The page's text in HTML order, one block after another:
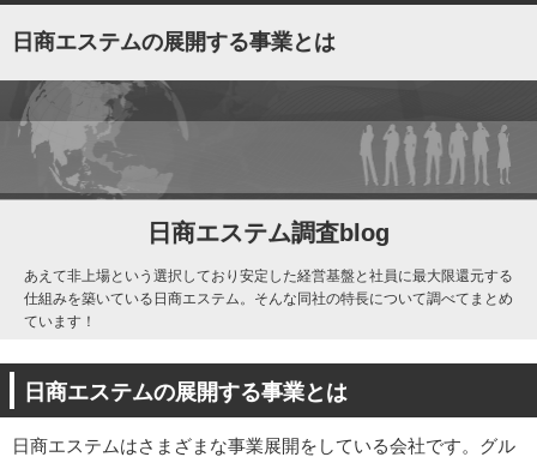
日商エステムの展開する事業とは
日商エステム調査blog
あえて非上場という選択しており安定した経営基盤と社員に最大限還元する
仕組みを築いている日商エステム。そんな同社の特長について調べてまとめ
ています！
日商エステムの展開する事業とは
日商エステムはさまざまな事業展開をしている会社です。グル